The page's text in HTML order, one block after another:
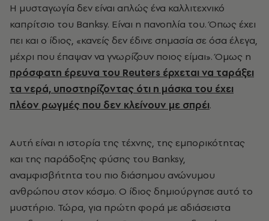
Η μυσταγωγία δεν είναι απλώς ένα καλλιτεχνικό
καπρίτσιο του Banksy. Είναι η πανοπλία του. Όπως έχει
πει και ο ίδιος, «κανείς δεν έδινε σημασία σε όσα έλεγα,
μέχρι που έπαψαν να γνωρίζουν ποιος είμαι». Όμως η
πρόσφατη έρευνα του Reuters έρχεται να ταράξει
τα νερά, υποστηρίζοντας ότι η μάσκα του έχει
πλέον ρωγμές που δεν κλείνουν με σπρέι.
Αυτή είναι η ιστορία της τέχνης, της εμπορικότητας
και της παράδοξης φύσης του Banksy,
αναμφισβήτητα του πιο διάσημου ανώνυμου
ανθρώπου στον κόσμο. Ο ίδιος δημιούργησε αυτό το
μυστήριο. Τώρα, για πρώτη φορά με αδιάσειστα